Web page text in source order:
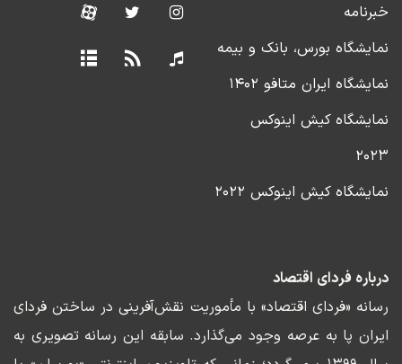
خبرنامه
نمایشگاه بورس، بانک و بیمه
نمایشگاه ایران متافو ۱۴۰۲
نمایشگاه کیش اینوکس
۲۰۲۳
نمایشگاه کیش اینوکس ۲۰۲۲
درباره فردای اقتصاد
رسانه «فردای اقتصاد» با مأموریت نقش‌آفرینی در ساختن فردای
ایران پا به عرصه وجود می‌گذارد. سابقه این رسانه تصویری به